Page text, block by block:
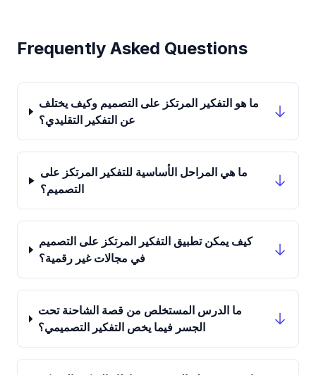
Frequently Asked Questions
ما هو التفكير المرتكز على التصميم وكيف يختلف
عن التفكير التقليدي؟
ما هي المراحل الأساسية للتفكير المرتكز على
التصميم؟
كيف يمكن تطبيق التفكير المرتكز على التصميم
في مجالات غير رقمية؟
ما الدرس المستخلص من قصة الشاحنة تحت
الجسر فيما يخص التفكير التصميمي؟